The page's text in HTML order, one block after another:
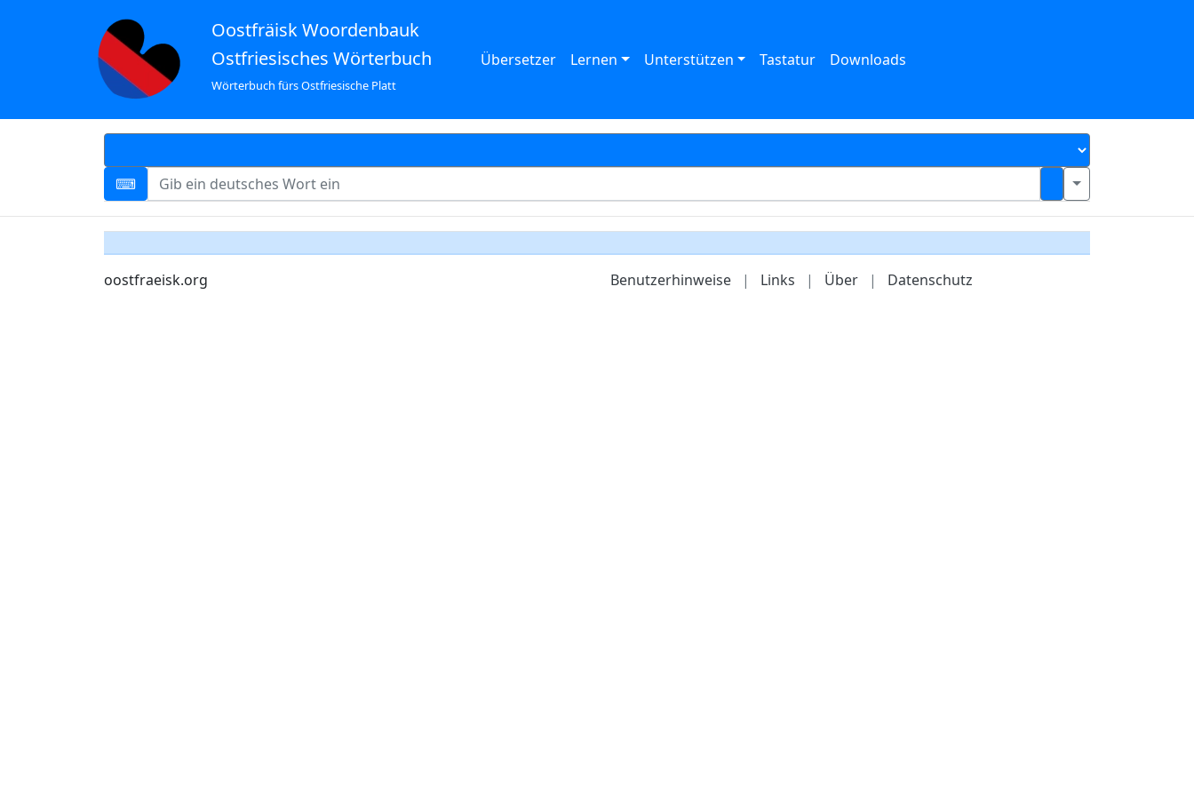
Oostfräisk Woordenbauk
Ostfriesisches Wörterbuch
Wörterbuch fürs Ostfriesische Platt
Übersetzer Lernen Unterstützen Tastatur Downloads
oostfraeisk.org Benutzerhinweise | Links | Über | Datenschutz